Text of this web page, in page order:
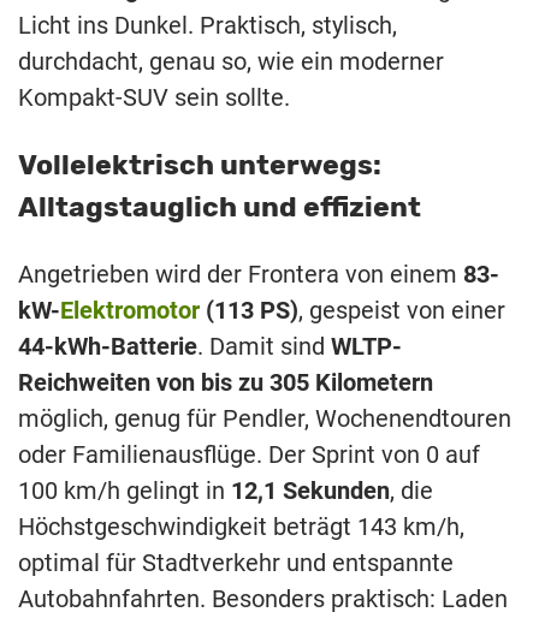
Licht ins Dunkel. Praktisch, stylisch,
durchdacht, genau so, wie ein moderner
Kompakt-SUV sein sollte.
Vollelektrisch unterwegs:
Alltagstauglich und effizient
Angetrieben wird der Frontera von einem 83-
kW-Elektromotor (113 PS), gespeist von einer
44‑kWh-Batterie. Damit sind WLTP-
Reichweiten von bis zu 305 Kilometern
möglich, genug für Pendler, Wochenendtouren
oder Familienausflüge. Der Sprint von 0 auf
100 km/h gelingt in 12,1 Sekunden, die
Höchstgeschwindigkeit beträgt 143 km/h,
optimal für Stadtverkehr und entspannte
Autobahnfahrten. Besonders praktisch: Laden